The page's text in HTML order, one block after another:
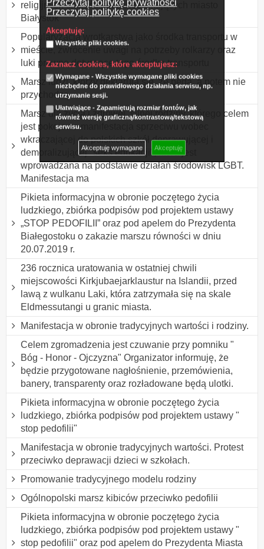
Przeczytaj politykę prywatności
Przeczytaj politykę cookies
Akceptuję:
Wszystkie pliki cookies.
Zaznacz cookies, które akceptujesz:
Wymagane - Wszystkie wymagane pliki cookies
niezbędne do prawidłowego działania serwisu, np.
utrzymanie sesji.
Ułatwiające - Zapamiętują rozmiar fontów, jak
również wersję graficzną/kontrastową/tekstową
serwisu.
Akceptuję wymagane Akceptuję
religijnych chrześcijan zamieszkujących miasto
Białystok
Popularyzacja wrotkarstwa jako środka transportu w
mieście, zwrócenie uwagi na potrzeby rolkarzy oraz
luki prawne dotyczące tego środka transportu
Marsz ludzi, którzy deklarują się, że będą, a potem nie
przychodzą.
Marsz dla życia i zdrowej, silnej rodziny, którego celem
jest pokojowa manifestacja sprzeciwu wobec
wkraczającej do polskich szkół deprawującej i
demoralizującej "seks edukacji", która jest
wprowadzana na podstawie działań środowisk LGBT.
Manifestacja ma
Pikieta informacyjna w obronie poczętego życia
ludzkiego, zbiórka podpisów pod projektem ustawy
„STOP PEDOFILII” oraz pod apelem do Prezydenta
Białegostoku o zakazie marszu równości w dniu
20.07.2019 r.
236 rocznica uratowania w ostatniej chwili
miejscowości Kirkjubaejarklaustur na Islandii, przed
lawą z wulkanu Laki, która zatrzymała się na skale
Eldmessutangi u granic miasta.
Manifestacja w obronie tradycyjnych wartości i rodziny.
Celem zgromadzenia jest czuwanie przy pomniku "
Bóg - Honor - Ojczyzna" Organizator informuję, że
będzie przygotowane nagłośnienie, przemówienia,
banery, transparenty oraz rozładowane będą ulotki.
Pikieta informacyjna w obronie poczętego życia
ludzkiego, zbiórka podpisów pod projektem ustawy "
stop pedofilii"
Manifestacja w obronie tradycyjnych wartości. Protest
przeciwko deprawacji dzieci w szkołach.
Promowanie tradycyjnego modelu rodziny
Ogólnopolski marsz kibiców przeciwko pedofilii
Pikieta informacyjna w obronie poczętego życia
ludzkiego, zbiórka podpisów pod projektem ustawy "
stop pedofilii" oraz pod apelem do Prezydenta Miasta